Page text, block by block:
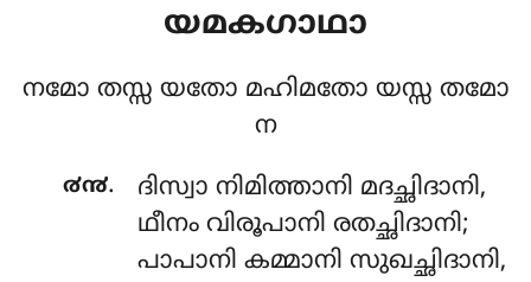
യമകഗാഥാ
നമോ തസ്സ യതോ മഹിമതോ യസ്സ തമോ
ന
൪൯.
ദിസ്വാ നിമിത്താനി മദച്ഛിദാനി,
ഥീനം വിരൂപാനി രതച്ഛിദാനി;
പാപാനി കമ്മാനി സുഖച്ഛിദാനി,